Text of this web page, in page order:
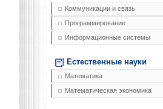
Коммуникации и связь
Программирование
Информационные системы
Естественные науки
Математика
Математическая экономика